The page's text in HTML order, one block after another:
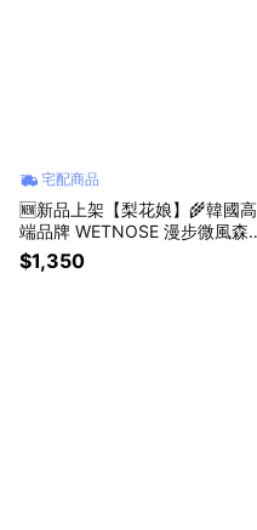
宅配商品
🆕新品上架【梨花娘】🌾韓國高
端品牌 WETNOSE 漫步微風森
林｜韓系手感毛絨苔蘚球玩具(手
工製作，等待期約10~15天)
$1,350